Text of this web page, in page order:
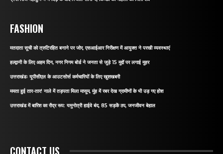
FASHION
मतदाता सूची को त्रुटिरहित बनाने पर जोर, एसआईआर निरीक्षण में आयुक्त ने परखी व्यवस्थाएं
हल्द्वानी के लिए अहम दिन, नगर निगम बोर्ड ने जनता से जुड़े 15 मुद्दों पर लगाई मुहर
उत्तराखंडः यूपीसीएल के आउटसोर्स कर्मचारियों के लिए खुशखबरी
ममता हुई तार-तार! नाले में तड़पता मिला मासूम, मुंह में रबर देख ग्रामीणों के भी उड़ गए होश
उत्तराखंड में बारिश का रौद्र रूप: यमुनोत्री हाईवे बंद, 85 सड़कें ठप, जनजीवन बेहाल
CONTACT US